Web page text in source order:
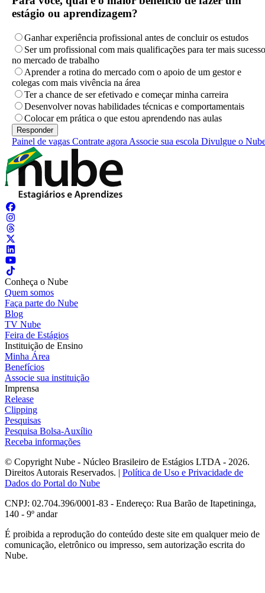
estágio ou aprendizagem?
Ganhar experiência profissional antes de concluir os estudos
Ser um profissional com mais qualificações para ter mais sucesso
no mercado de trabalho
Aprender a rotina do mercado com o apoio de um gestor e
colegas com mais vivência na área
Ter a chance de ser efetivado e começar minha carreira
Desenvolver novas habilidades técnicas e comportamentais
Colocar em prática o que estou aprendendo nas aulas
Painel de vagas Contrate agora Associe sua escola Divulgue o
Conheça o Nube
Quem somos
Faça parte do Nube
Blog
TV Nube
Feira de Estágios
Instituição de Ensino
Minha Área
Benefícios
Associe sua instituição
Imprensa
Release
Clipping
Pesquisas
Pesquisa Bolsa-Auxílio
Receba informações
© Copyright Nube - Núcleo Brasileiro de Estágios LTDA - 2026.
Direitos Autorais Reservados. | Política de Uso e Privacidade de
Dados do Portal do Nube
CNPJ: 02.704.396/0001-83 - Endereço: Rua Barão de Itapetininga,
140 - 9º andar
É proibida a reprodução do conteúdo deste site em qualquer meio de
comunicação, eletrônico ou impresso, sem autorização escrita do
Nube.